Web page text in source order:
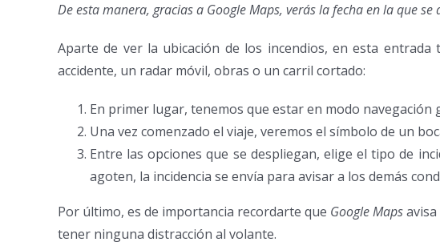
De esta manera, gracias a Google Maps, verás la fecha en la que
Aparte de ver la ubicación de los incendios, en esta
accidente, un radar móvil, obras o un carril cortado:
En primer lugar, tenemos que estar en modo
Una vez comenzado el viaje, veremos el símbolo de un
Entre las opciones que se despliegan, elige el tipo de
agoten, la incidencia se envía para avisar a los demás
Por último, es de importancia recordarte que Google Maps
tener ninguna distracción al volante.